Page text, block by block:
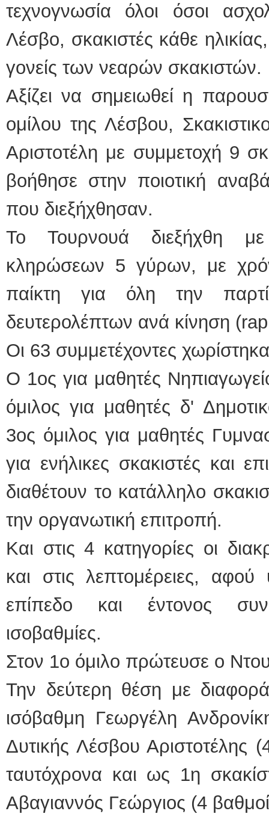
τεχνογνωσία όλοι όσοι
Λέσβο, σκακιστές κάθε
γονείς των νεαρών σκακιστών.
Αξίζει να σημειωθεί η
ομίλου της Λέσβου,
Αριστοτέλη με συμμετοχή 9
βοήθησε στην ποιοτική
που διεξήχθησαν.
Το Τουρνουά διεξήχθη
κληρώσεων 5 γύρων, με
παίκτη για όλη την
δευτερολέπτων ανά κίνηση
Οι 63 συμμετέχοντες
O 1ος για μαθητές
όμιλος για μαθητές δ'
3ος όμιλος για μαθητές
για ενήλικες σκακιστές και
διαθέτουν το κατάλληλο
την οργανωτική επιτροπή.
Και στις 4 κατηγορίες οι
και στις λεπτομέρειες,
επίπεδο και έντονος
ισοβαθμίες.
Στον 1ο όμιλο πρώτευσε ο
Την δεύτερη θέση με
ισόβαθμη Γεωργέλη
Δυτικής Λέσβου Αριστοτέλης
ταυτόχρονα και ως 1η
Αβαγιαννός Γεώργιος (4